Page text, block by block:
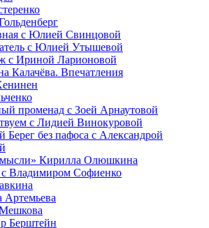
с Юлией Свинцовой
с Юлией Утышевой
с Ириной Ларионовой
Калачёва. Впечатления
променад с Зоей Арнаутовой
с Лидией Винокуровой
Берег без пафоса с Александрой
мысли» Кирилла Олюшкина
с Владимиром Софиенко
Артемьева
Берштейн